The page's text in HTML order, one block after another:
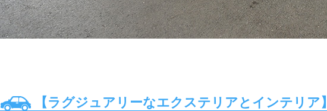
【ラグジュアリーなエクステリアとインテリア】